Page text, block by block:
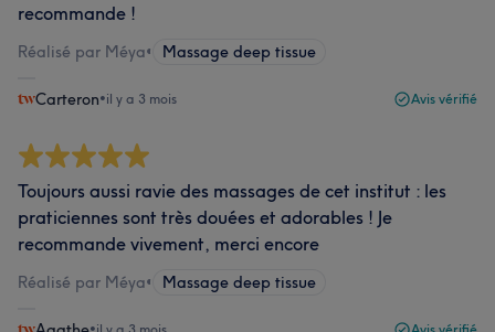
recommande !
Réalisé par Méya• Massage deep tissue
Carteron•il y a 3 mois Avis vérifié
Toujours aussi ravie des massages de cet institut : les
praticiennes sont très douées et adorables ! Je
recommande vivement, merci encore
Réalisé par Méya• Massage deep tissue